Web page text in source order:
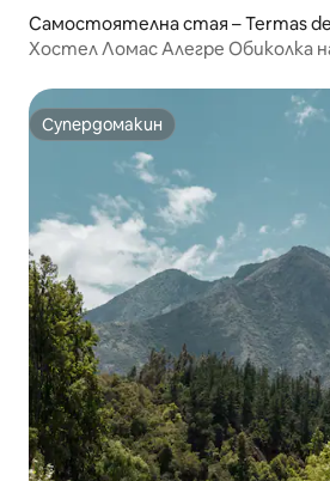
Самостоятелна стая – Termas
Хостел Ломас Алегре Обиколка
Супердомакин
Супердомакин